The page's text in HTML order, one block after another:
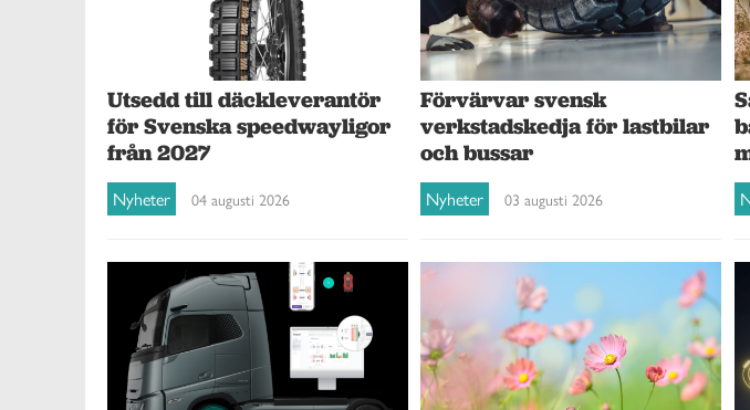
Utsedd till däckleverantör
för Svenska speedwayligor
från 2027
Nyheter 04 augusti 2026
Förvärvar svensk
verkstadskedja för lastbilar
och bussar
Nyheter 03 augusti 2026